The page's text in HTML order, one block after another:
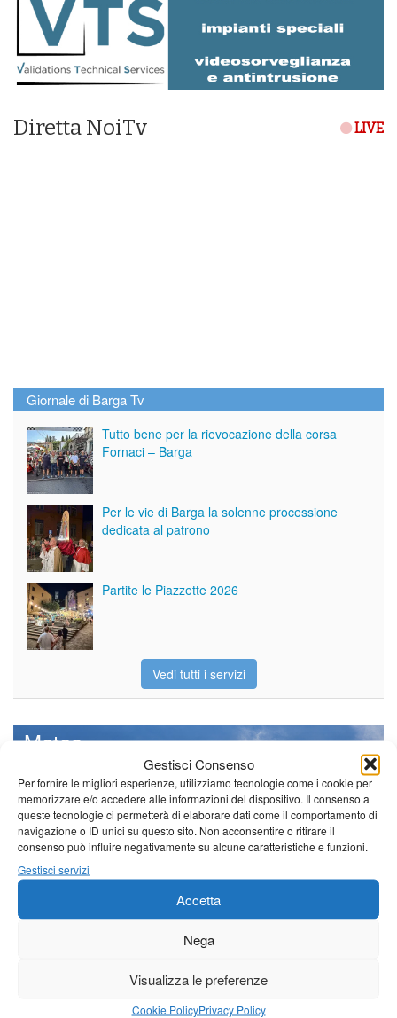
Gestisci Consenso
Per fornire le migliori esperienze, utilizziamo tecnologie come i cookie per
memorizzare e/o accedere alle informazioni del dispositivo. Il consenso a
queste tecnologie ci permetterà di elaborare dati come il comportamento di
navigazione o ID unici su questo sito. Non acconsentire o ritirare il
consenso può influire negativamente su alcune caratteristiche e funzioni.
Gestisci servizi
Accetta
Nega
Visualizza le preferenze
Cookie PolicyPrivacy Policy
Diretta NoiTv LIVE
Giornale di Barga Tv
Tutto bene per la rievocazione della corsa
Fornaci – Barga
Per le vie di Barga la solenne processione
dedicata al patrono
Partite le Piazzette 2026
Vedi tutti i servizi
Meteo
Il tempo di questo fine
settimana. temperature ancora
stagionali
Sabato